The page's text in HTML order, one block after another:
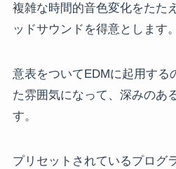
複雑な時間的音色変化をたた
ッドサウンドを得意とします。
意表をついてEDMに起用する
た雰囲気になって、深みのあ
す。
プリセットされているプログ